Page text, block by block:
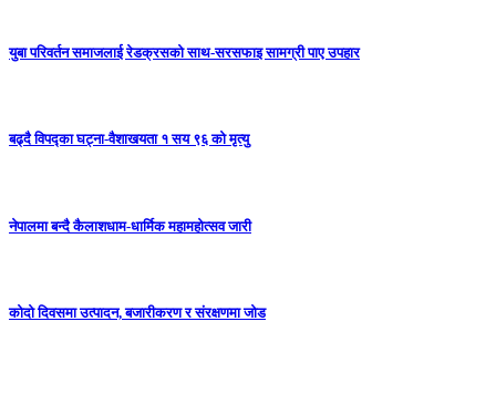
युबा परिवर्तन समाजलाई रेडक्रसको साथ-सरसफाइ सामग्री पाए उपहार
बढ्दै विपद्का घट्ना-वैशाखयता १ सय ९६ को मृत्यु
नेपालमा बन्दै कैलाशधाम-धार्मिक महामहोत्सव जारी
कोदो दिवसमा उत्पादन, बजारीकरण र संरक्षणमा जोड